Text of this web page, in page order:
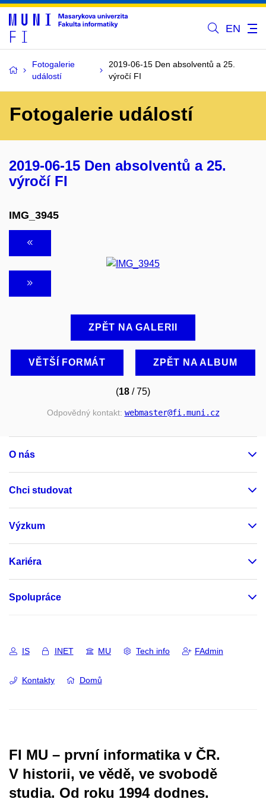
EN
Fotogalerie
událostí
2019-06-15 Den absolventů a 25.
výročí FI
Fotogalerie událostí
2019-06-15 Den absolventů a 25.
výročí FI
IMG_3945
ZPĚT NA GALERII
VĚTŠÍ FORMÁT ZPĚT NA ALBUM
(18 / 75)
Odpovědný kontakt: webmaster@fi.muni.cz
O nás
Chci studovat
Výzkum
Kariéra
Spolupráce
IS INET MU Tech info FAdmin
Kontakty Domů
FI MU – první informatika v ČR.
V historii, ve vědě, ve svobodě
studia. Od roku 1994 dodnes.